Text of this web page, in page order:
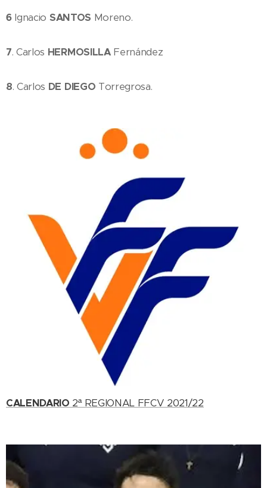
6 Ignacio SANTOS Moreno.
7. Carlos HERMOSILLA Fernández
8. Carlos DE DIEGO Torregrosa.
CALENDARIO 2ª REGIONAL FFCV 2021/22